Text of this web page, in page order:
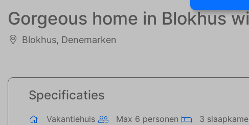
Gorgeous home in Blokhus
Blokhus, Denemarken
Specificaties
Vakantiehuis Max 6 personen 3
zijn